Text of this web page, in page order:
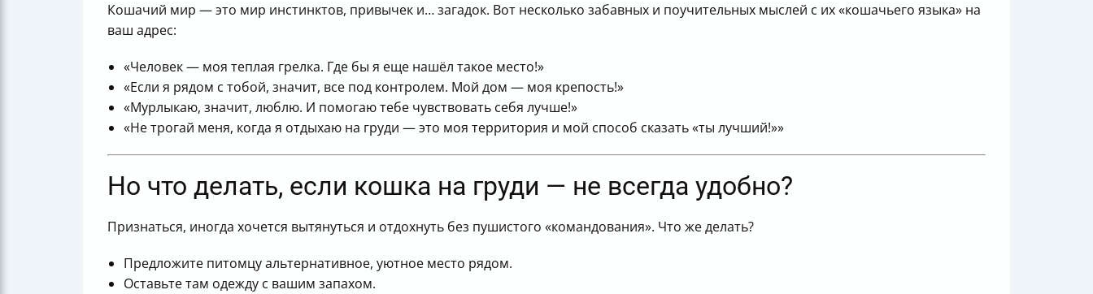
Кошачий мир — это мир инстинктов, привычек и… загадок. Вот несколько забавных и поучительных мыслей с их «кошачьего языка» на
ваш адрес:
«Человек — моя теплая грелка. Где бы я еще нашёл такое место!»
«Если я рядом с тобой, значит, все под контролем. Мой дом — моя крепость!»
«Мурлыкаю, значит, люблю. И помогаю тебе чувствовать себя лучше!»
«Не трогай меня, когда я отдыхаю на груди — это моя территория и мой способ сказать «ты лучший!»»
Но что делать, если кошка на груди — не всегда удобно?
Признаться, иногда хочется вытянуться и отдохнуть без пушистого «командования». Что же делать?
Предложите питомцу альтернативное, уютное место рядом.
Оставьте там одежду с вашим запахом.